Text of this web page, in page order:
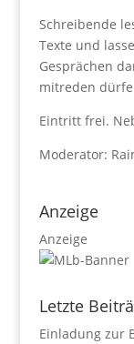
Schreibende
Texte und
Gesprächen
mitreden
Eintritt frei.
Moderator:
Anzeige
Anzeige
Letzte
Einladung zur